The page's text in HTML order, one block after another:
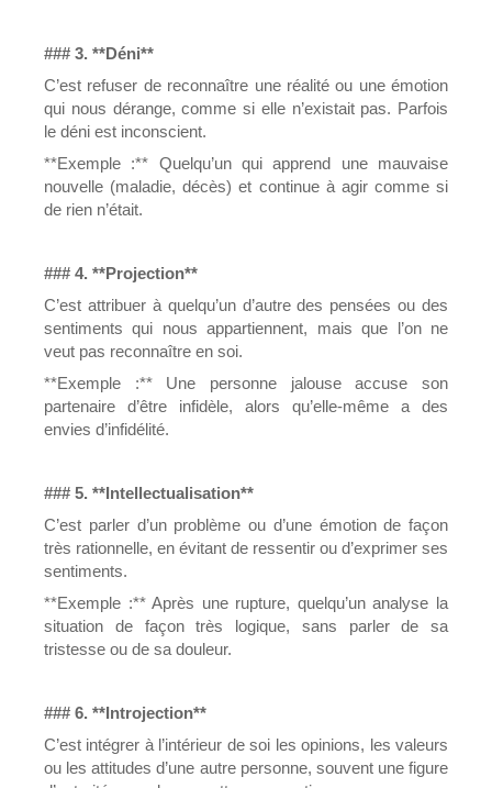
### 3. **Déni**
C’est refuser de reconnaître une réalité ou une émotion
qui nous dérange, comme si elle n’existait pas. Parfois
le déni est inconscient.
**Exemple :** Quelqu’un qui apprend une mauvaise
nouvelle (maladie, décès) et continue à agir comme si
de rien n’était.
### 4. **Projection**
C’est attribuer à quelqu’un d’autre des pensées ou des
sentiments qui nous appartiennent, mais que l’on ne
veut pas reconnaître en soi.
**Exemple :** Une personne jalouse accuse son
partenaire d’être infidèle, alors qu’elle-même a des
envies d’infidélité.
### 5. **Intellectualisation**
C’est parler d’un problème ou d’une émotion de façon
très rationnelle, en évitant de ressentir ou d’exprimer ses
sentiments.
**Exemple :** Après une rupture, quelqu’un analyse la
situation de façon très logique, sans parler de sa
tristesse ou de sa douleur.
### 6. **Introjection**
C’est intégrer à l’intérieur de soi les opinions, les valeurs
ou les attitudes d’une autre personne, souvent une figure